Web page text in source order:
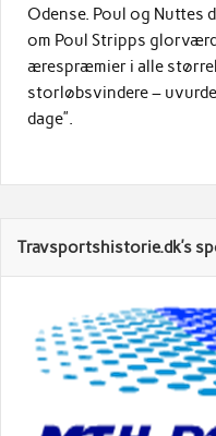
Odense. Poul og Nuttes
om Poul Stripps
ærespræmier i alle
storløbsvindere –
dage”.
Travsportshistorie.dk’s